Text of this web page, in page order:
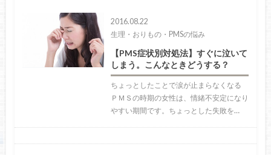
2016.08.22
生理・おりもの・PMSの悩み
【PMS症状別対処法】すぐに泣いて
しまう。こんなときどうする？
ちょっとしたことで涙が止まらなくなる
ＰＭＳの時期の女性は、情緒不安定になり
やすい期間です。ちょっとした失敗を…